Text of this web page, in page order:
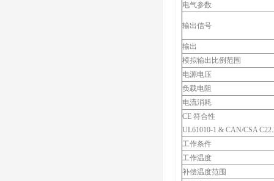
电气参数
输出信号
输出
模拟输出比例范围
电源电压
负载电阻
电流消耗
CE 符合性
UL61010-1 & CAN/CSA
工作条件
工作温度
补偿温度范围